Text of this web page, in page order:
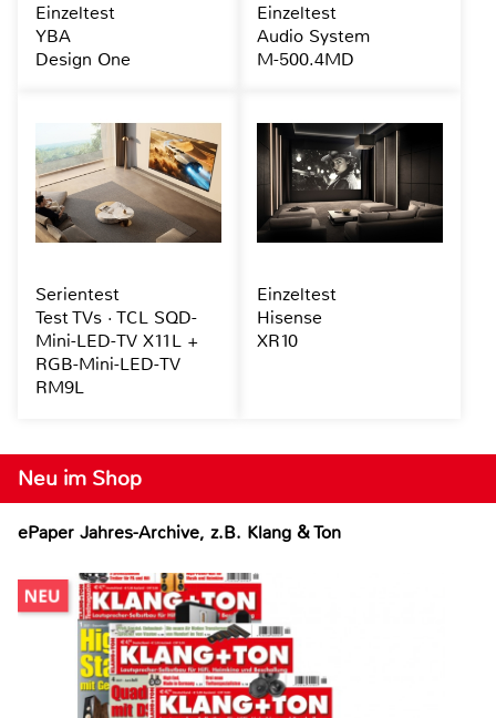
Neu im Shop
ePaper Jahres-Archive, z.B. Klang & Ton
Einzeltest
YBA
Design One
Einzeltest
Audio System
M-500.4MD
Serientest
Test TVs · TCL SQD-
Mini-LED-TV X11L +
RGB-Mini-LED-TV
RM9L
Einzeltest
Hisense
XR10